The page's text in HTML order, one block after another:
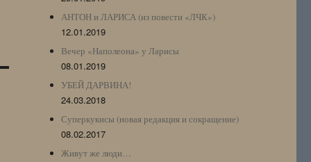
АНТОН и ЛАРИСА (из повести «ЛЧК»)
12.01.2019
Вечер «Наполеона» у Ларисы
08.01.2019
УБЕЙ ДАРВИНА!
24.03.2018
Суперкукисы (новая редакция и сокращение)
08.02.2017
Живут же люди…